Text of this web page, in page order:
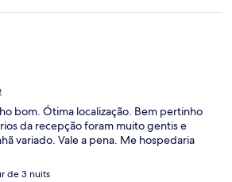
bom. Ótima localização. Bem pertinho
da recepção foram muito gentis e
variado. Vale a pena. Me hospedaria
de 3 nuits